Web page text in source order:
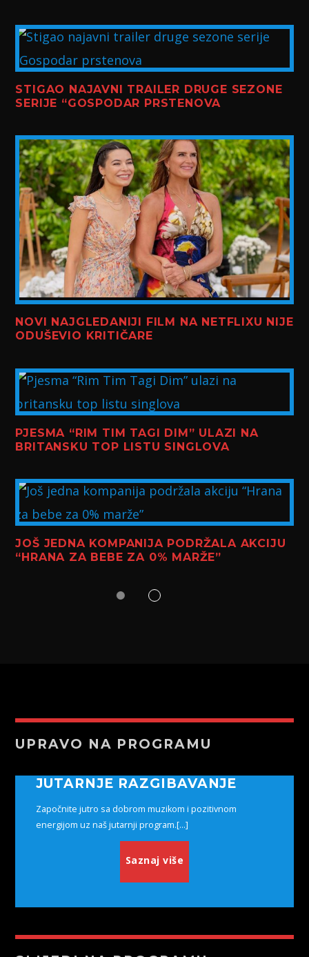
STIGAO NAJAVNI TRAILER DRUGE SEZONE
SERIJE “GOSPODAR PRSTENOVA
NOVI NAJGLEDANIJI FILM NA NETFLIXU NIJE
ODUŠEVIO KRITIČARE
PJESMA “RIM TIM TAGI DIM” ULAZI NA
BRITANSKU TOP LISTU SINGLOVA
JOŠ JEDNA KOMPANIJA PODRŽALA AKCIJU
“HRANA ZA BEBE ZA 0% MARŽE”
UPRAVO NA PROGRAMU
JUTARNJE RAZGIBAVANJE
Započnite jutro sa dobrom muzikom i pozitivnom
energijom uz naš jutarnji program.[...]
Saznaj više